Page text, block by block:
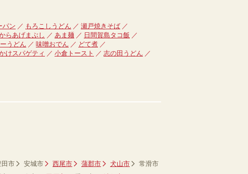
パン もろこしうどん
瀬戸焼きそば
らあげまぶし あま麺
日間賀島タコ飯
うどん 味噌おでん
どて煮
けスパゲティ 小倉トースト
志の田うどん
田市 安城市 西尾市 蒲郡市 犬山市
常滑市